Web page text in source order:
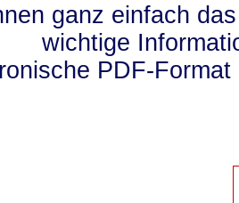
ganz einfach
wichtige
PDF-